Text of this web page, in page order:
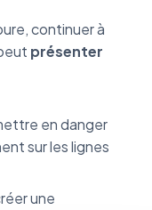
continuer à
présenter
en danger
sur les lignes
une